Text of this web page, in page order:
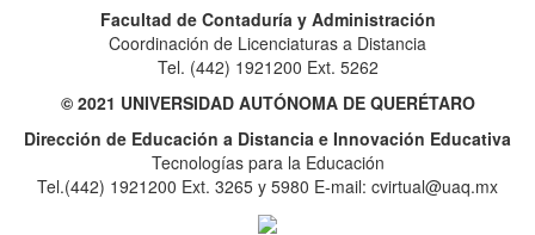
Facultad de Contaduría y Administración
Coordinación de Licenciaturas a Distancia
Tel. (442) 1921200 Ext. 5262
© 2021 UNIVERSIDAD AUTÓNOMA DE QUERÉTARO
Dirección de Educación a Distancia e Innovación Educativa
Tecnologías para la Educación
Tel.(442) 1921200 Ext. 3265 y 5980 E-mail: cvirtual@uaq.mx